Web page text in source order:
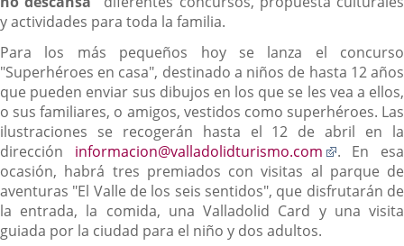
y actividades para toda la familia.
Para los más pequeños hoy se lanza el concurso
"Superhéroes en casa", destinado a niños de hasta 12 años
que pueden enviar sus dibujos en los que se les vea a ellos,
o sus familiares, o amigos, vestidos como superhéroes. Las
ilustraciones se recogerán hasta el 12 de abril en la
dirección informacion@valladolidturismo.com
Enlace
a
una
aplicación
. En esa
ocasión, habrá tres premiados con visitas al parque de
aventuras "El Valle de los seis sentidos", que disfrutarán de
la entrada, la comida, una Valladolid Card y una visita
guiada por la ciudad para el niño y dos adultos.